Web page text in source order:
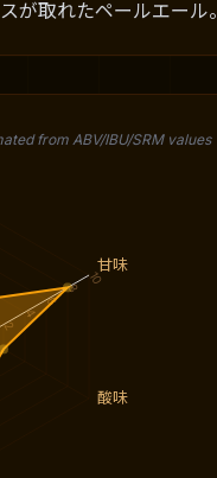
が取れたペールエール。
from ABV/IBU/SRM values
甘味
酸味
2
4
6
8
10